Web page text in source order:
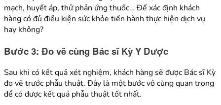
mạch, huyết áp, thử phản ứng thuốc… Để xác định khách
hàng có đủ điều kiện sức khỏe tiến hành thực hiện dịch vụ
hay không?
Bước 3: Đo vẽ cùng Bác sĩ Kỳ Y Dược
Sau khi có kết quả xét nghiệm, khách hàng sẽ được Bác sĩ Kỳ
đo vẽ trước phẫu thuật. Đây là một bước vô cùng quan trọng
để có được kết quả phẫu thuật tốt nhất.